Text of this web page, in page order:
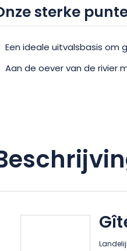
sterke
Een ideale uitvalsbasis
Aan de oever van de rivier